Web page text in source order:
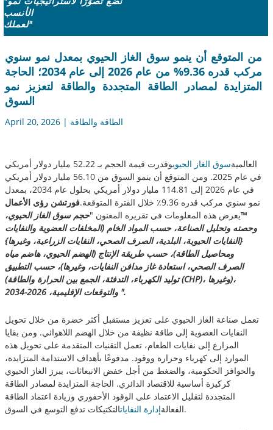
الأنسب
لعملك"
من المتوقع أن ينمو سوق الغاز الحيوي بمعدل نمو سنوي
مركب قدره 9.36% من عام 2026 إلى عام 2034؛ الحاجة
المتزايدة لمصادر الطاقة المتجددة والطاقة لتعزيز نمو
السوق
April 20, 2026 | الطاقة والطاقة
العالميةسوق الغاز الحيوي
وقدرت قيمة الحجم بـ 52.22 مليار دولار أمريكي
في عام 2025. ومن المتوقع أن ينمو السوق من 56.10 مليار دولار أمريكي
في عام 2026 إلى 114.81 مليار دولار أمريكي بحلول عام 2034، بمعدل
نمو سنوي مركب قدره 9.36٪ خلال الفترة المتوقعة.
فورتشن رؤى الأعمال
™يعرض هذه المعلومات في تقريره المعنون "حجم سوق الغاز الحيوي،
وحصته وتحليل الصناعة، حسب المواد الخام (المخلفات العضوية والنفايات
{النفايات الحيوية، البلدية، الصرف الصحي، النفايات الزراعية، وغيرها}
ومحاصيل الطاقة)، ​​حسب طريقة الإنتاج (الهضم الحيوي، هاضم مياه
الصرف الصحي، استعادة غاز مدافن النفايات، وغيرها)، حسب التطبيق
(توليد الكهرباء، التدفئة، الجمع بين الحرارة والطاقة (CHP)، وغيرها)،
والتوقعات الإقليمية، 2026-2034 ".
تعمل صناعة الغاز الحيوي على تعزيز مستقبل أكثر خضرة من خلال تحويل
النفايات العضوية إلى طاقة نظيفة من خلال الهضم اللاهوائي. ومن بقايا
المزارع إلى نفايات الطعام، تعمل التقنيات المتقدمة على تحويل هذه
الموارد إلى كهرباء وحرارة ووقود. مدفوعًا بأهداف الاستدامة المتزايدة،
والحوافز الحكومية، والضغط من أجل خفض الانبعاثات، يبرز الغاز الحيوي
كركيزة أساسية للاقتصاد الدائري. الحاجة المتزايدة لمصادر الطاقة
المتجددة لتقليل الاعتماد على الوقود الأحفوري وزيادة اعتماد الطاقة
الفعالةإدارة النفايات التكتيكات تدفع التوسع في السوق.